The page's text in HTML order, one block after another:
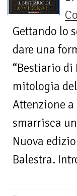
Gettando lo
dare una
“Bestiario di
mitologia
Attenzione a
smarrisca
Nuova
Balestra.